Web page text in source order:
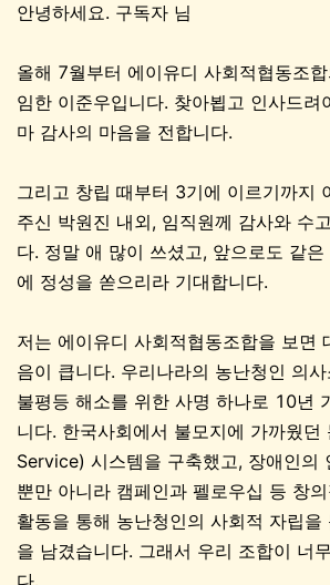
안녕하세요. 구독자 님
올해 7월부터 에이유디 사회적협동조
임한 이준우입니다. 찾아뵙고 인사드려
마 감사의 마음을 전합니다.
그리고 창립 때부터 3기에 이르기까지
주신 박원진 내외, 임직원께 감사와 수
다. 정말 애 많이 쓰셨고, 앞으로도 같
에 정성을 쏟으리라 기대합니다.
저는 에이유디 사회적협동조합을 보면
음이 큽니다. 우리나라의 농난청인 의
불평등 해소를 위한 사명 하나로 10년
니다. 한국사회에서 불모지에 가까웠던
Service) 시스템을 구축했고, 장애인의
뿐만 아니라 캠페인과 펠로우십 등 창
활동을 통해 농난청인의 사회적 자립을
을 남겼습니다. 그래서 우리 조합이 너
다.